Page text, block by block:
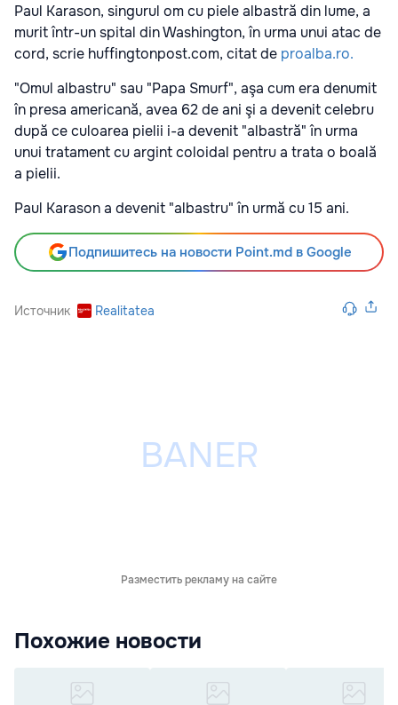
Paul Karason, singurul om cu piele albastră din lume, a
murit într-un spital din Washington, în urma unui atac de
cord, scrie huffingtonpost.com, citat de proalba.ro.
"Omul albastru" sau "Papa Smurf", aşa cum era denumit
în presa americană, avea 62 de ani şi a devenit celebru
după ce culoarea pielii i-a devenit "albastră" în urma
unui tratament cu argint coloidal pentru a trata o boală
a pielii.
Paul Karason a devenit "albastru" în urmă cu 15 ani.
Подпишитесь на новости Point.md в Google
Источник Realitatea
Разместить рекламу на сайте
Похожие новости